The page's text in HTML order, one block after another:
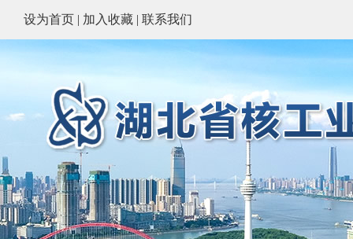
设为首页 | 加入收藏 | 联系我们